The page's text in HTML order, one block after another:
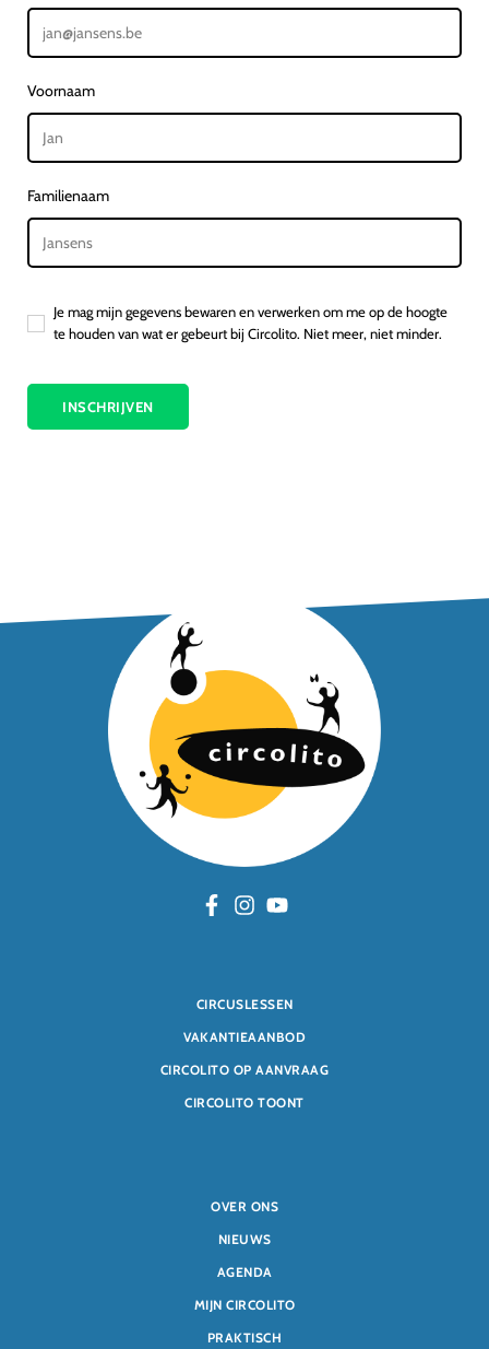
Voornaam
Familienaam
Je mag mijn gegevens bewaren en verwerken om me op de hoogte
te houden van wat er gebeurt bij Circolito. Niet meer, niet minder.
INSCHRIJVEN
CIRCUSLESSEN
VAKANTIEAANBOD
CIRCOLITO OP AANVRAAG
CIRCOLITO TOONT
OVER ONS
NIEUWS
AGENDA
MIJN CIRCOLITO
PRAKTISCH